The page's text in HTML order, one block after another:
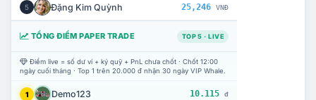
5 Đặng Kim Quỳnh 25,246 VNĐ
TỔNG ĐIỂM PAPER TRADE TOP 5 · LIVE
Điểm live = số dư ví + ký quỹ + PnL chưa chốt · Chốt 12:00
ngày cuối tháng · Top 1 trên 20.000 đ nhận 30 ngày VIP Whale.
1 Demo123 10.115 đ